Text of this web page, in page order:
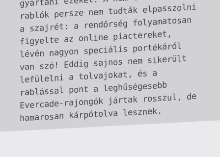
A három játék közül a legnagyobb
durranás természetesen a Micro Mages,
ami egy híres youtube-videó(How we fit
an NES game into 40 Kilobytes)által
hozta be a fejlesztőket a köztudatba.
Mivel nem akarták túlbonyolítani a NES-
es játékprojektjüket, ezért elhatározták,
hogy a 40kb-os limit betartásával
fejlesztenek. A korai NES-játékoknál
ugyanis a cartridge mérete ekkora